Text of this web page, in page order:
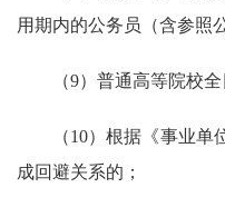
用期内的公务员（含参照
（9）普通高等院校
（10）根据《事业
成回避关系的；